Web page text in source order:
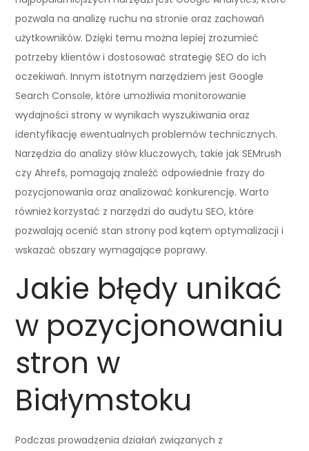
pozwala na analizę ruchu na stronie oraz zachowań
użytkowników. Dzięki temu można lepiej zrozumieć
potrzeby klientów i dostosować strategię SEO do ich
oczekiwań. Innym istotnym narzędziem jest Google
Search Console, które umożliwia monitorowanie
wydajności strony w wynikach wyszukiwania oraz
identyfikację ewentualnych problemów technicznych.
Narzędzia do analizy słów kluczowych, takie jak SEMrush
czy Ahrefs, pomagają znaleźć odpowiednie frazy do
pozycjonowania oraz analizować konkurencję. Warto
również korzystać z narzędzi do audytu SEO, które
pozwalają ocenić stan strony pod kątem optymalizacji i
wskazać obszary wymagające poprawy.
Jakie błędy unikać
w pozycjonowaniu
stron w
Białymstoku
Podczas prowadzenia działań związanych z